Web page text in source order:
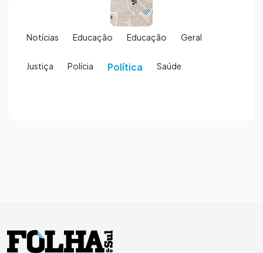
Notícias Educação Educação Geral
Justiça Polícia Política Saúde